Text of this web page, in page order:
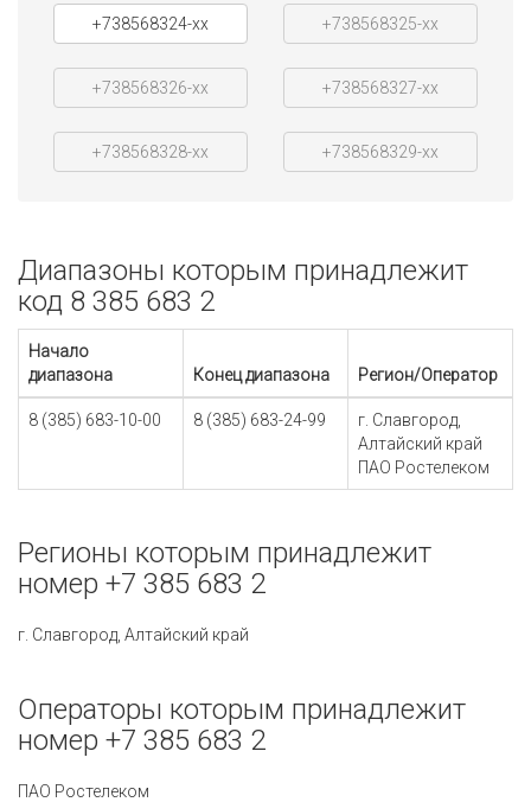
+738568324-xx +738568325-xx
+738568326-xx +738568327-xx
+738568328-xx +738568329-xx
Диапазоны которым принадлежит
код 8 385 683 2
Начало
диапазона
Конец диапазона Регион/Оператор
8 (385) 683-10-00 8 (385) 683-24-99
г. Славгород,
Алтайский край
ПАО Ростелеком
Регионы которым принадлежит
номер +7 385 683 2
г. Славгород, Алтайский край
Операторы которым принадлежит
номер +7 385 683 2
ПАО Ростелеком